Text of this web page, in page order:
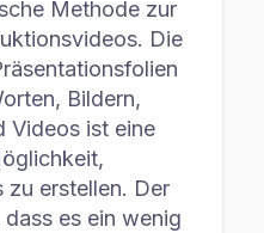
Methode zur
Die
Bildern,
Videos ist eine
zu erstellen. Der
es ein wenig